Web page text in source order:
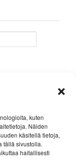
kuten
Näiden
käsitellä tietoja,
tällä sivustolla.
haitallisesti